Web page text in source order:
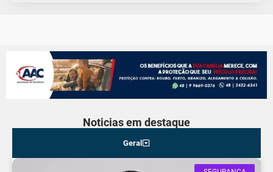
Noticias em destaque
Geral